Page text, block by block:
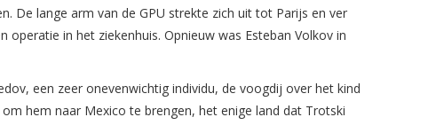
De lange arm van de GPU strekte zich uit tot Parijs en ver
in het ziekenhuis. Opnieuw was Esteban Volkov in
een zeer onevenwichtig individu, de voogdij over het kind
hem naar Mexico te brengen, het enige land dat Trotski